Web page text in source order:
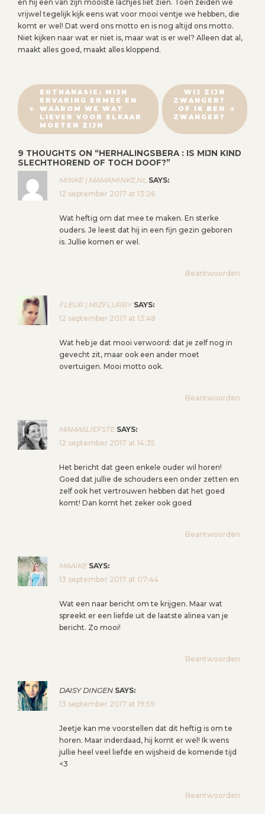
en hij een van zijn mooiste lachjes liet zien. Toen zeiden we
vrijwel tegelijk kijk eens wat voor mooi ventje we hebben, die
komt er wel! Dat werd ons motto en is nog altijd ons motto.
Niet kijken naar wat er niet is, maar wat is er wel? Alleen dat al,
maakt alles goed, maakt alles kloppend.
B
E
R
C
H
N
E
EUTHANASIE: MIJN
ERVARING ERMEE EN
WAAROM WE WAT
LIEVER VOOR ELKAAR
MOETEN ZIJN
WIJ ZIJN
ZWANGER?
OF IK BEN
ZWANGER?
9 THOUGHTS ON “HERHALINGSBERA : IS MIJN KIND
SLECHTHOREND OF TOCH DOOF?”
MINKE | MAMAMINKE.NL SAYS:
12 september 2017 at 13:26
Wat heftig om dat mee te maken. En sterke
ouders. Je leest dat hij in een fijn gezin geboren
is. Jullie komen er wel.
Beantwoorden
FLEUR | MIZFLURRY SAYS:
12 september 2017 at 13:48
Wat heb je dat mooi verwoord: dat je zelf nog in
gevecht zit, maar ook een ander moet
overtuigen. Mooi motto ook.
Beantwoorden
MAMASLIEFSTE SAYS:
12 september 2017 at 14:35
Het bericht dat geen enkele ouder wil horen!
Goed dat jullie de schouders een onder zetten en
zelf ook het vertrouwen hebben dat het goed
komt! Dan komt het zeker ook goed
Beantwoorden
MAAIKE SAYS:
13 september 2017 at 07:44
Wat een naar bericht om te krijgen. Maar wat
spreekt er een liefde uit de laatste alinea van je
bericht. Zo mooi!
Beantwoorden
DAISY DINGEN SAYS:
13 september 2017 at 19:59
Jeetje kan me voorstellen dat dit heftig is om te
horen. Maar inderdaad, hij komt er wel! Ik wens
jullie heel veel liefde en wijsheid de komende tijd
<3
Beantwoorden